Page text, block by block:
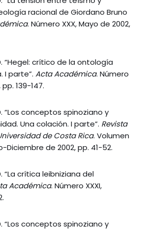
racional de Giordano Bruno
. Número XXX, Mayo de 2002,
“Hegel: crítico de la ontología
I parte”. Acta Académica. Número
139-147.
“Los conceptos spinoziano y
Una colación. I parte”. Revista
de Costa Rica. Volumen
Diciembre de 2002, pp. 41-52.
“La crítica leibniziana del
Académica. Número XXXI,
“Los conceptos spinoziano y